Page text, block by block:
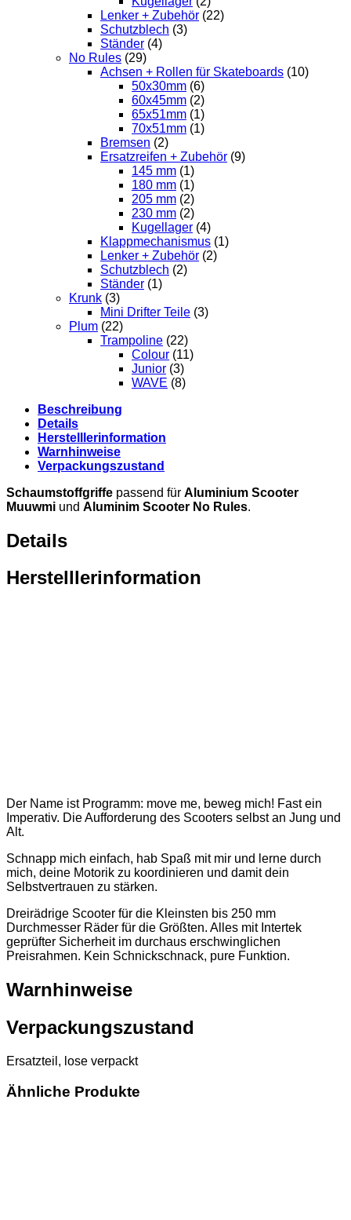
Lenker + Zubehör (22)
Schutzblech (3)
Ständer (4)
No Rules (29)
Achsen + Rollen für Skateboards (10)
50x30mm (6)
60x45mm (2)
65x51mm (1)
70x51mm (1)
Bremsen (2)
Ersatzreifen + Zubehör (9)
145 mm (1)
180 mm (1)
205 mm (2)
230 mm (2)
Kugellager (4)
Klappmechanismus (1)
Lenker + Zubehör (2)
Schutzblech (2)
Ständer (1)
Krunk (3)
Mini Drifter Teile (3)
Plum (22)
Trampoline (22)
Colour (11)
Junior (3)
WAVE (8)
Beschreibung
Details
Herstelllerinformation
Warnhinweise
Verpackungszustand
Schaumstoffgriffe passend für Aluminium Scooter
Muuwmi und Aluminim Scooter No Rules.
Details
Herstelllerinformation
Der Name ist Programm: move me, beweg mich! Fast ein
Imperativ. Die Aufforderung des Scooters selbst an Jung und
Alt.
Schnapp mich einfach, hab Spaß mit mir und lerne durch
mich, deine Motorik zu koordinieren und damit dein
Selbstvertrauen zu stärken.
Dreirädrige Scooter für die Kleinsten bis 250 mm
Durchmesser Räder für die Größten. Alles mit Intertek
geprüfter Sicherheit im durchaus erschwinglichen
Preisrahmen. Kein Schnickschnack, pure Funktion.
Warnhinweise
Verpackungszustand
Ersatzteil, lose verpackt
Ähnliche Produkte